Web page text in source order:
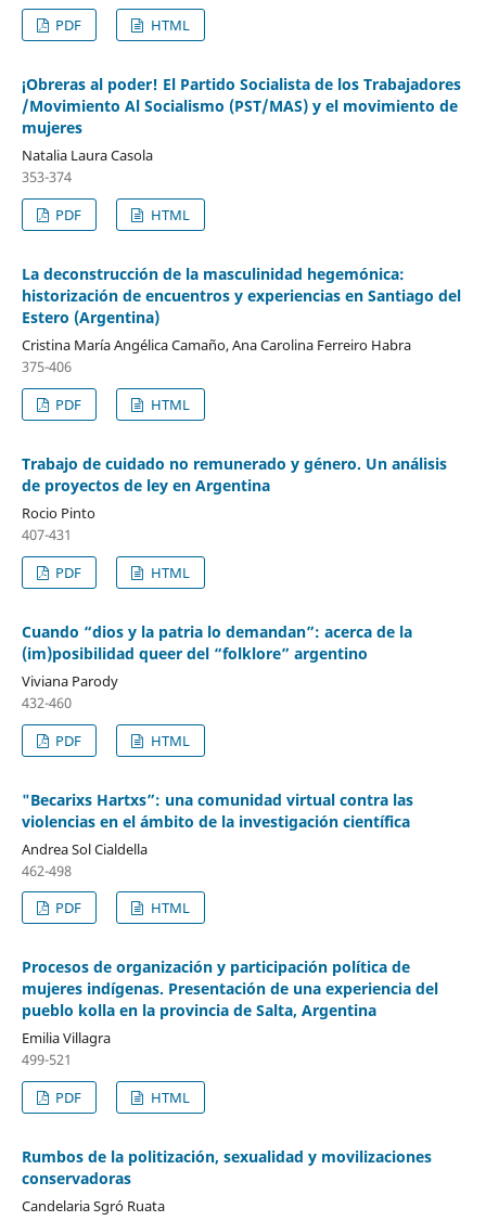
PDF
HTML
¡Obreras al poder! El Partido Socialista de los Trabajadores
/Movimiento Al Socialismo (PST/MAS) y el movimiento de
mujeres
Natalia Laura Casola
353-374
PDF
HTML
La deconstrucción de la masculinidad hegemónica:
historización de encuentros y experiencias en Santiago del
Estero (Argentina)
Cristina María Angélica Camaño, Ana Carolina Ferreiro Habra
375-406
PDF
HTML
Trabajo de cuidado no remunerado y género. Un análisis
de proyectos de ley en Argentina
Rocio Pinto
407-431
PDF
HTML
Cuando “dios y la patria lo demandan”: acerca de la
(im)posibilidad queer del “folklore” argentino
Viviana Parody
432-460
PDF
HTML
"Becarixs Hartxs”: una comunidad virtual contra las
violencias en el ámbito de la investigación científica
Andrea Sol Cialdella
462-498
PDF
HTML
Procesos de organización y participación política de
mujeres indígenas. Presentación de una experiencia del
pueblo kolla en la provincia de Salta, Argentina
Emilia Villagra
499-521
PDF
HTML
Rumbos de la politización, sexualidad y movilizaciones
conservadoras
Candelaria Sgró Ruata